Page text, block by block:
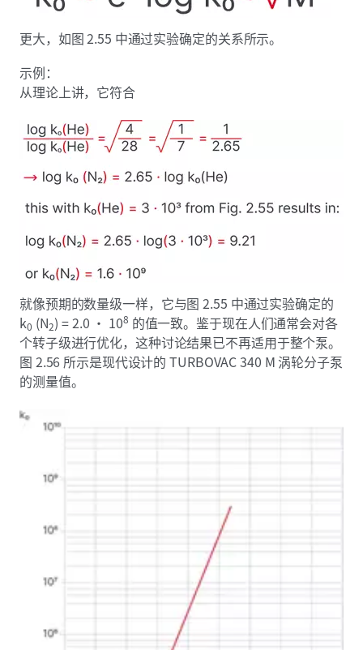
更大，如图 2.55 中通过实验确定的关系所示。
示例：
从理论上讲，它符合
就像预期的数量级一样，它与图 2.55 中通过实验确定的
k0 (N2) = 2.0 · 108 的值一致。鉴于现在人们通常会对各
个转子级进行优化，这种讨论结果已不再适用于整个泵。
图 2.56 所示是现代设计的 TURBOVAC 340 M 涡轮分子泵
的测量值。